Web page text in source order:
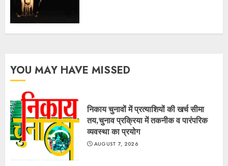
YOU MAY HAVE MISSED
निकाय चुनावों में प्रत्याशियों की खर्च सीमा
तय,चुनाव प्रक्रिया में तकनीक व पारंपरिक
व्यवस्था का प्रयोग
AUGUST 7, 2026